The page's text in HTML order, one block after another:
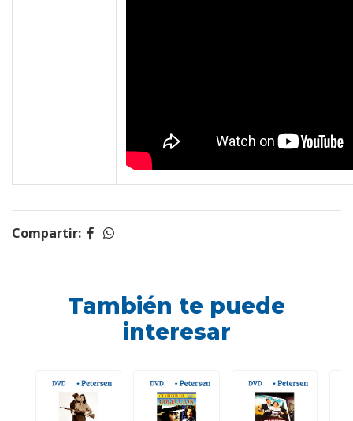
Compartir:
También te puede
interesar